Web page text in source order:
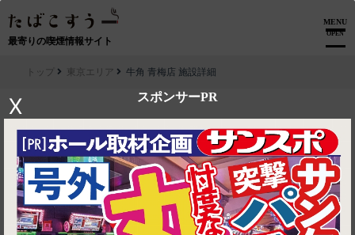
最寄りの喫煙情報サイト
MENU
OPEN
スポンサーPR
X
トップ 東京エリア 牛角 青梅店 施設詳細
▶ ルートを見る
東京エリア│牛角 青梅店